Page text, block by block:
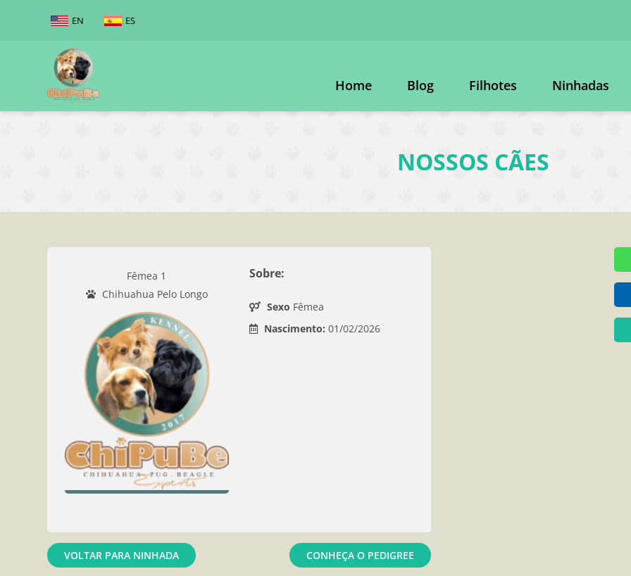
EN ES
Home Blog Filhotes Ninhadas
NOSSOS CÃES
Fêmea 1
Chihuahua Pelo Longo
Sobre:
Sexo Fêmea
Nascimento: 01/02/2026
VOLTAR PARA NINHADA CONHEÇA O PEDIGREE